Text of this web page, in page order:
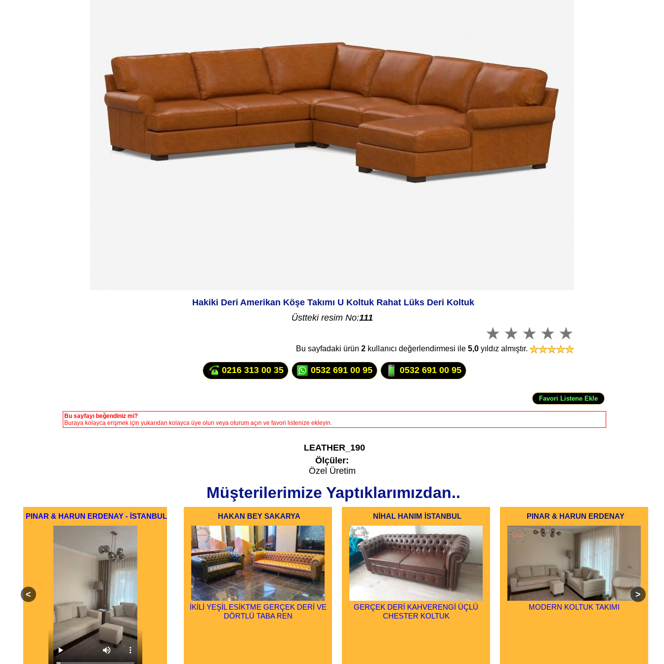
Hakiki Deri Amerikan Köşe Takımı U Koltuk Rahat Lüks Deri Koltuk
Üstteki resim No:111
Bu sayfadaki ürün 2 kullanıcı değerlendirmesi ile 5,0 yıldız almıştır.
0216 313 00 35 0532 691 00 95 0532 691 00 95
Bu sayfayı beğendiniz mi?
Buraya kolayca erişmek için yukarıdan kolayca üye olun veya oturum açın ve favori listenize ekleyin.
LEATHER_190
Ölçüler:
Özel Üretim
Müşterilerimize Yaptıklarımızdan..
PINAR & HARUN ERDENAY - İSTANBUL HAKAN BEY SAKARYA
İKİLİ YEŞİL ESİKTME GERÇEK DERİ VE
DÖRTLÜ TABA REN
NİHAL HANIM İSTANBUL
GERÇEK DERİ KAHVERENGİ ÜÇLÜ
CHESTER KOLTUK
PINAR & HARUN ERDENAY
MODERN KOLTUK TAKIMI